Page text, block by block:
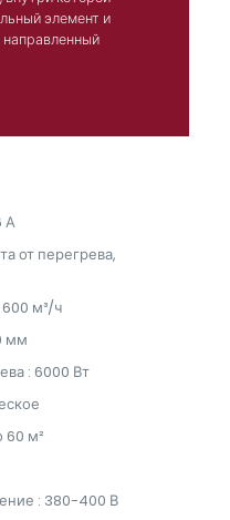
элемент и
А
от перегрева,
м³/ч
мм
: 6000 Вт
60 м²
: 380-400 В